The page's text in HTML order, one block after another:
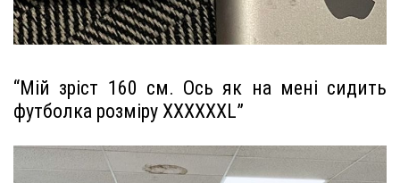
“Мій зріст 160 см. Ось як на мені сидить
футболка розміру XXXXXXL”